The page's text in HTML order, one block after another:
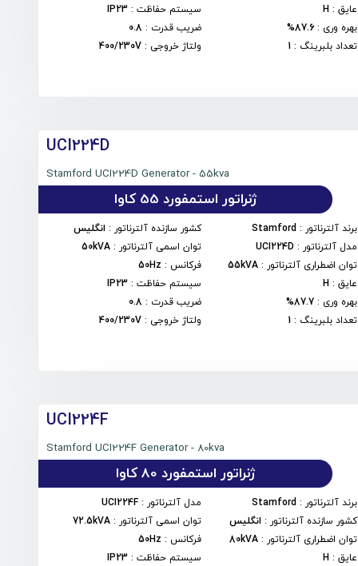
عایق :
H سیستم حفاظت:
IP23
بهره وری :
87.6% ضریب قدرت :
0.8
تعداد بلبرینگ :
1 ولتاژ خروجی :
400/230V
UCI224D
Stamford UCI224D Generator - 55kva
ژنراتور استمفورد 55 کاوا
برند آلترناتور :
Stamford کشور سازنده آلترناتور : انگلیس
مدل آلترناتور :
UCI224D توان اسمی آلترناتور :
50kVA
توان اضطراری آلترناتور :
55kVA فرکانس :
50Hz
عایق :
H سیستم حفاظت:
IP23
بهره وری :
87.7% ضریب قدرت :
0.8
تعداد بلبرینگ :
1 ولتاژ خروجی :
400/230V
UCI224F
Stamford UCI224F Generator - 80kva
ژنراتور استمفورد 80 کاوا
برند آلترناتور :
Stamford مدل آلترناتور :
UCI224F
کشور سازنده آلترناتور : انگلیس توان اسمی آلترناتور :
72.5kVA
توان اضطراری آلترناتور :
80kVA فرکانس :
50Hz
عایق :
H سیستم حفاظت:
IP23